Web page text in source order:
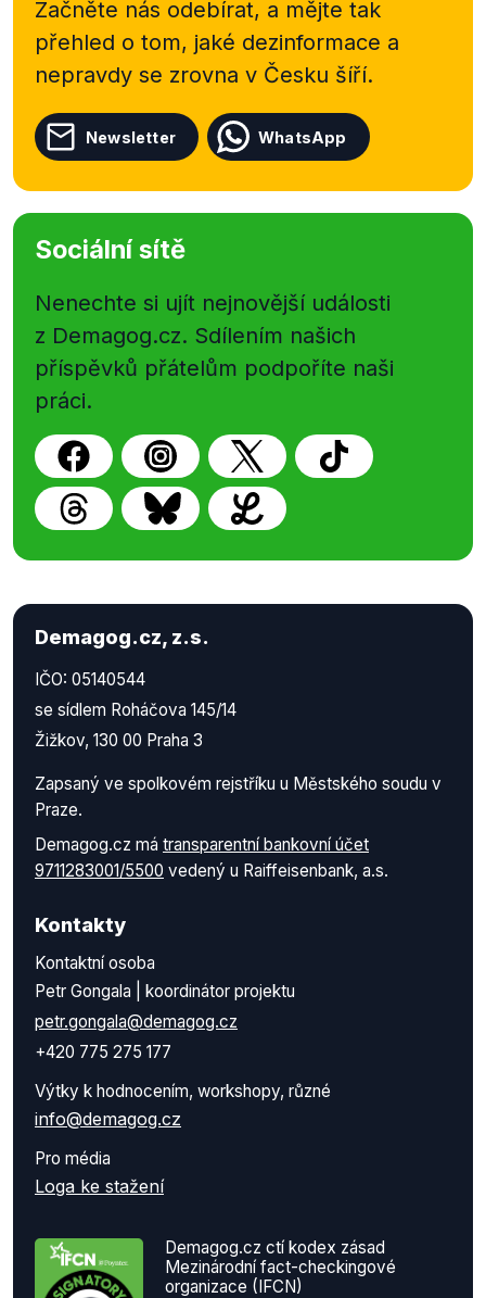
Začněte nás odebírat, a mějte tak
přehled o tom, jaké dezinformace a
nepravdy se zrovna v Česku šíří.
Newsletter WhatsApp
Sociální sítě
Nenechte si ujít nejnovější události
z Demagog.cz. Sdílením našich
příspěvků přátelům podpoříte naši
práci.
Demagog.cz, z.s.
IČO: 05140544
se sídlem Roháčova 145/14
Žižkov, 130 00 Praha 3
Zapsaný ve spolkovém rejstříku u Městského soudu v
Praze.
Demagog.cz má transparentní bankovní účet
9711283001/5500 vedený u Raiffeisenbank, a.s.
Kontakty
Kontaktní osoba
Petr Gongala | koordinátor projektu
petr.gongala@demagog.cz
+420 775 275 177
Výtky k hodnocením, workshopy, různé
info@demagog.cz
Pro média
Loga ke stažení
Demagog.cz ctí kodex zásad
Mezinárodní fact-checkingové
organizace (IFCN)